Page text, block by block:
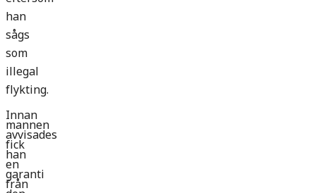
han
sågs
som
illegal
flykting.
Innan
mannen
avvisades
fick
han
en
garanti
från